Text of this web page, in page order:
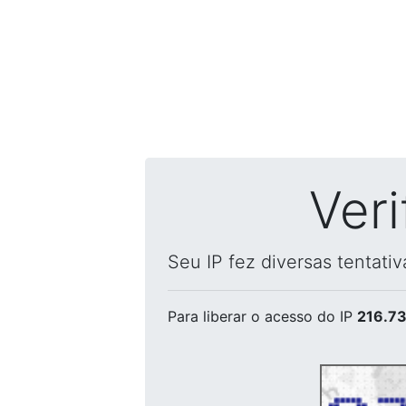
Seu IP fez diversas
Para liberar o acesso do IP